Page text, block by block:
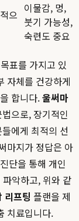
으 이물감, 멍,
붓기 가능성,
숙련도 중요
표를 가지고 있
자체를 건강하게
합니다.울써마
으로, 장기적인
에게 최적의 선
마지가 정답은 아
단을 통해 개인
악하고, 위와 같
리프팅 플랜을 제
치료입니다.